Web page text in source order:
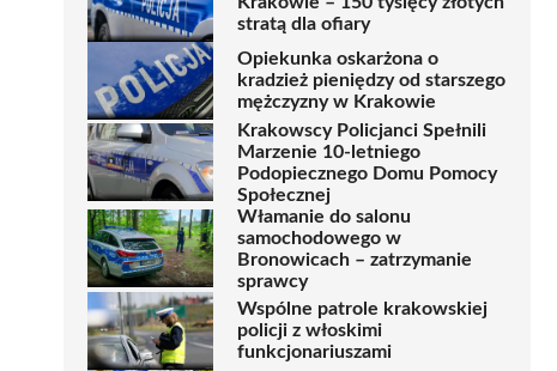
stratą dla ofiary
Opiekunka oskarżona o
kradzież pieniędzy od starszego
mężczyzny w Krakowie
Krakowscy Policjanci Spełnili
Marzenie 10-letniego
Podopiecznego Domu Pomocy
Społecznej
Włamanie do salonu
samochodowego w
Bronowicach – zatrzymanie
sprawcy
Wspólne patrole krakowskiej
policji z włoskimi
funkcjonariuszami